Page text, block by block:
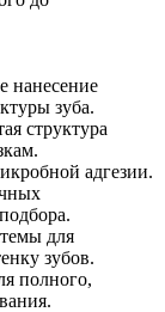
нанесение
зуба.
структура
адгезии.
для
зубов.
полного,